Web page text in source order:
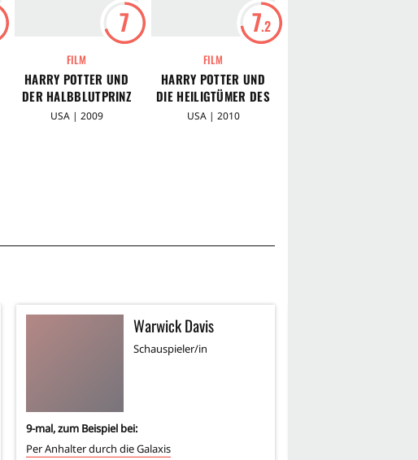
7
FILM
HARRY POTTER UND
DER HALBBLUTPRINZ
USA | 2009
7.2
FILM
HARRY POTTER UND
DIE HEILIGTÜMER DES
TODES 1
USA | 2010
Warwick Davis
Schauspieler/in
9-mal, zum Beispiel bei:
Per Anhalter durch die Galaxis